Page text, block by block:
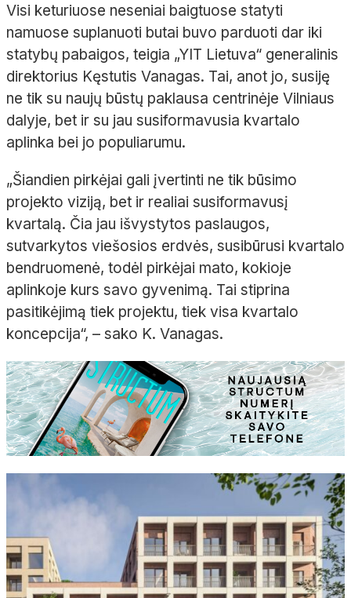
Visi keturiuose neseniai baigtuose statyti
namuose suplanuoti butai buvo parduoti dar iki
statybų pabaigos, teigia „YIT Lietuva“ generalinis
direktorius Kęstutis Vanagas. Tai, anot jo, susiję
ne tik su naujų būstų paklausa centrinėje Vilniaus
dalyje, bet ir su jau susiformavusia kvartalo
aplinka bei jo populiarumu.
„Šiandien pirkėjai gali įvertinti ne tik būsimo
projekto viziją, bet ir realiai susiformavusį
kvartalą. Čia jau išvystytos paslaugos,
sutvarkytos viešosios erdvės, susibūrusi kvartalo
bendruomenė, todėl pirkėjai mato, kokioje
aplinkoje kurs savo gyvenimą. Tai stiprina
pasitikėjimą tiek projektu, tiek visa kvartalo
koncepcija“, – sako K. Vanagas.